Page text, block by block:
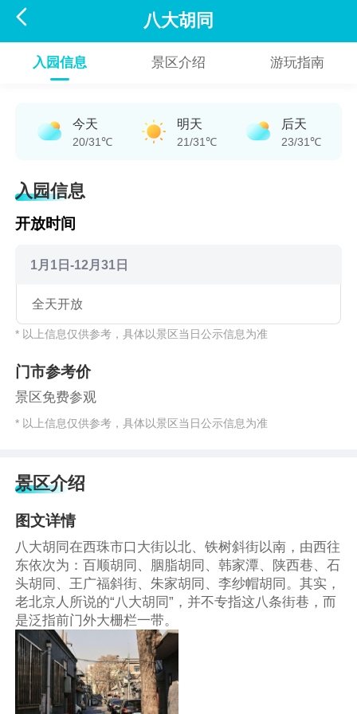
 八大胡同
入园信息 景区介绍 游玩指南
今天
20/31℃
明天
21/31℃
后天
23/31℃
入园信息
开放时间
1月1日-12月31日
全天开放
* 以上信息仅供参考，具体以景区当日公示信息为准
门市参考价
景区免费参观
* 以上信息仅供参考，具体以景区当日公示信息为准
景区介绍
图文详情
八大胡同在西珠市口大街以北、铁树斜街以南，由西往
东依次为：百顺胡同、胭脂胡同、韩家潭、陕西巷、石
头胡同、王广福斜街、朱家胡同、李纱帽胡同。其实，
老北京人所说的“八大胡同”，并不专指这八条街巷，而
是泛指前门外大栅栏一带。